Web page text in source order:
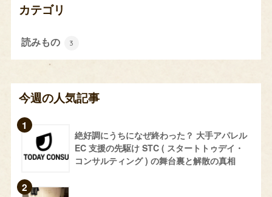
カテゴリ
読みもの 3
今週の人気記事
絶好調にうちになぜ終わった？ 大手アパレル
EC 支援の先駆け STC ( スタートトゥデイ・
コンサルティング ) の舞台裏と解散の真相